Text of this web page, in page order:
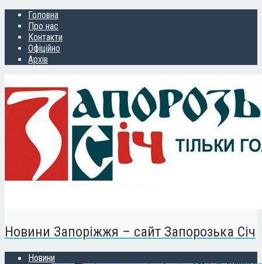
Головна
Про нас
Контакти
Офіційно
Архів
Новини Запоріжжя – сайт Запорозька Січ
Новини